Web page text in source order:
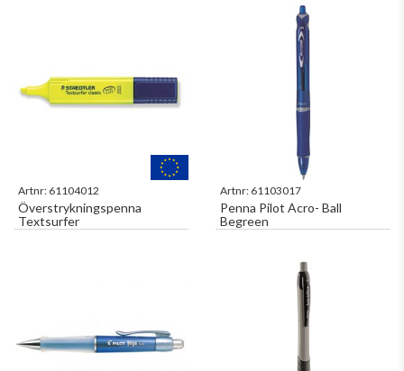
Artnr: 61104012
Överstrykningspenna
Textsurfer
Artnr: 61103017
Penna Pilot Acro- Ball
Begreen